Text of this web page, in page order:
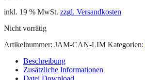
inkl. 19 % MwSt. zzgl. Versandkosten
Nicht vorrätig
Artikelnummer: JAM-CAN-LIM Kategorien:
Beschreibung
Zusätzliche Informationen
Datei Download